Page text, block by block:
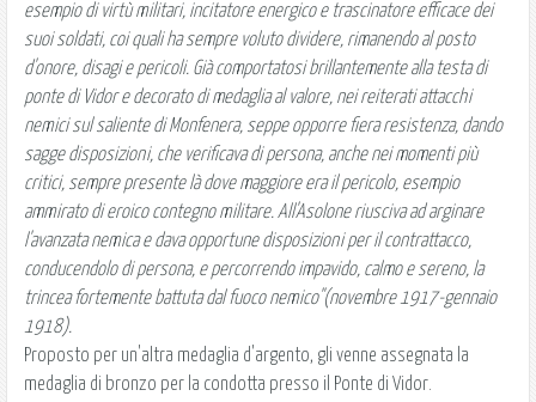
esempio di virtù militari, incitatore energico e trascinatore efficace dei
suoi soldati, coi quali ha sempre voluto dividere, rimanendo al posto
d'onore, disagi e pericoli. Già comportatosi brillantemente alla testa di
ponte di Vidor e decorato di medaglia al valore, nei reiterati attacchi
nemici sul saliente di Monfenera, seppe opporre fiera resistenza, dando
sagge disposizioni, che verificava di persona, anche nei momenti più
critici, sempre presente là dove maggiore era il pericolo, esempio
ammirato di eroico contegno militare. All'Asolone riusciva ad arginare
l'avanzata nemica e dava opportune disposizioni per il contrattacco,
conducendolo di persona, e percorrendo impavido, calmo e sereno, la
trincea fortemente battuta dal fuoco nemico"(novembre 1917-gennaio
1918).
Proposto per un'altra medaglia d'argento, gli venne assegnata la
medaglia di bronzo per la condotta presso il Ponte di Vidor.